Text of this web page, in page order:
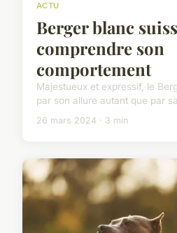
ACTU
Berger blanc
comprendre son
comportement
Majestueux et expressif, le
par son allure autant que par
26 mars 2024 · 3 min